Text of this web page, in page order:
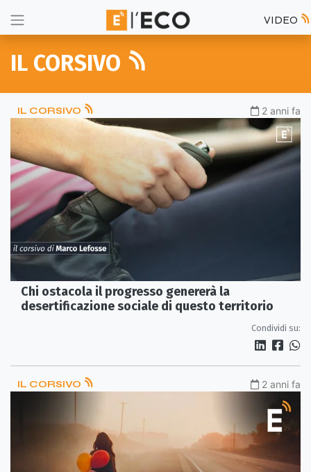
VIDEO
IL CORSIVO
IL CORSIVO 2 anni fa
Chi ostacola il progresso genererà la
desertificazione sociale di questo territorio
Condividi su:
IL CORSIVO 2 anni fa